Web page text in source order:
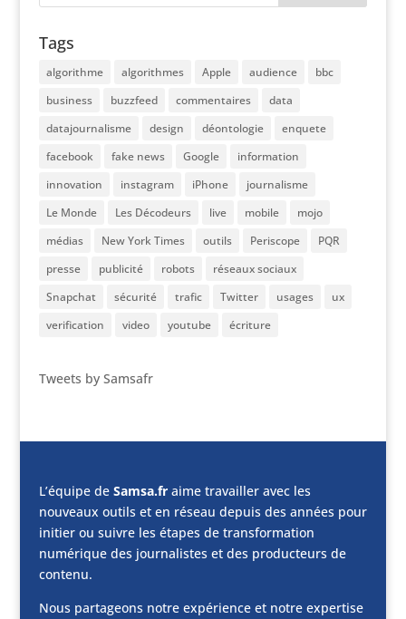
Tags
algorithme algorithmes Apple audience
bbc
business
buzzfeed commentaires
data
datajournalisme
design déontologie
enquete
facebook
fake news Google
information
innovation
instagram iPhone
journalisme
Le Monde
Les Décodeurs live mobile
mojo
médias
New York Times outils Periscope
PQR
presse
publicité robots
réseaux sociaux
Snapchat
sécurité trafic Twitter usages
ux
verification
video youtube écriture
Tweets by Samsafr
L’équipe de Samsa.fraime travailler avec les
nouveaux outils et en réseau depuis des années pour
initier ou suivre les étapes de transformation
numérique des journalistes et des producteurs de
contenu.
Nous partageons notre expérience et notre expertise